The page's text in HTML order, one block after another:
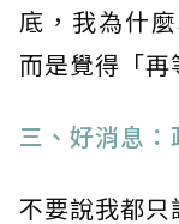
底，我為什
而是覺得「再
三、好消息
不要說我都只